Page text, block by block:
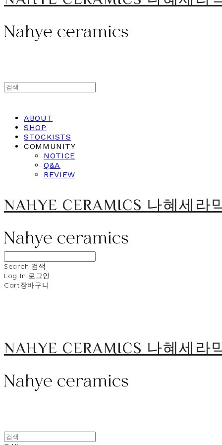
ABOUT
SHOP
STOCKISTS
COMMUNITY
NOTICE
Q&A
REVIEW
NAHYE CERAMICS 나혜세라
Search 검색
Log In 로그인
Cart장바구니
NAHYE CERAMICS 나혜세라